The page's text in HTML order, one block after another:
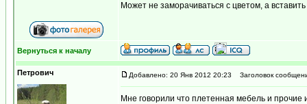
Может не заморачиваться с цветом, а
Вернуться к началу
Петрович Добавлено: 20 Янв 2012 20:23 Заголовок
Мне говорили что плетенная мебель и прочие